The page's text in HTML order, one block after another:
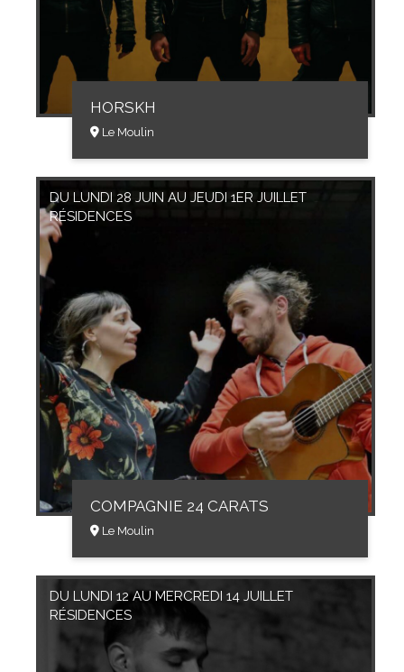
HORSKH
Le Moulin
DU LUNDI 28 JUIN AU JEUDI 1ER JUILLET
RÉSIDENCES
COMPAGNIE 24 CARATS
Le Moulin
DU LUNDI 12 AU MERCREDI 14 JUILLET
RÉSIDENCES